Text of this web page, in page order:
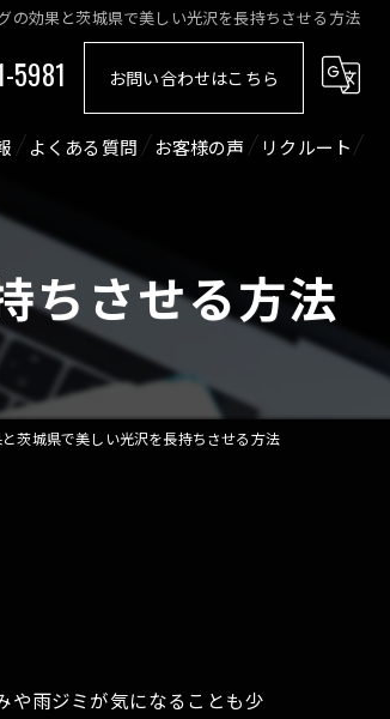
の効果と茨城県で美しい光沢を長持ちさせる方法
5981 お問い合わせはこちら
よくある質問 お客様の声 リクルート
ちさせる方法
茨城県で美しい光沢を長持ちさせる方法
や雨ジミが気になることも少